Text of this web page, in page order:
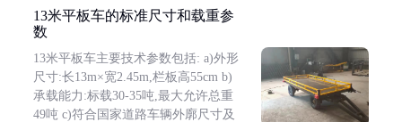
13米平板车的标准尺寸和载重参
数
13米平板车主要技术参数包括: a)外形
尺寸:长13m×宽2.45m,栏板高55cm b)
承载能力:标载30-35吨,最大允许总重
49吨 c)符合国家道路车辆外廓尺寸及